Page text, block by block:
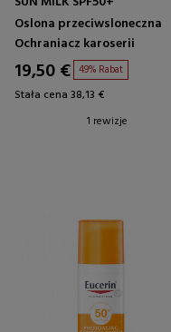
Oslona przeciwsloneczna
Ochraniacz karoserii
19,50 € 49% Rabat
Stała cena 38,13 €
1 rewizje